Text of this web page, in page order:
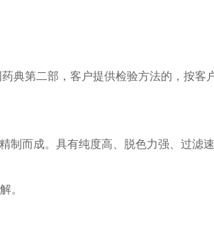
典第二部，客户提供检验方法的，按客
制而成。具有纯度高、脱色力强、过滤
。